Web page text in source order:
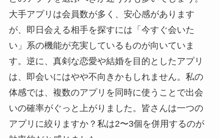
大手アプリは会員数が多く、安心感があります
が、即日会える相手を探すには「今すぐ会いた
い」系の機能が充実しているものが向いていま
す。逆に、真剣な恋愛や結婚を目的としたアプリ
は、即会いにはやや不向きかもしれません。私の
体感では、複数のアプリを同時に使うことで出会
いの確率がぐっと上がりました。皆さんは一つの
アプリに絞りますか？私は2〜3個を併用するのが